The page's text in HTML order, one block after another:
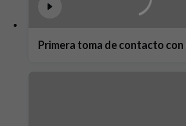
Primera toma de contacto con